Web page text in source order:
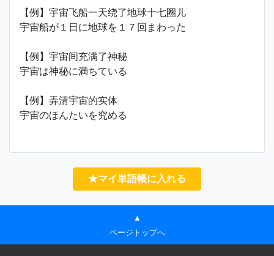
【例】宇宙飞船一天绕了地球十七圈儿
宇宙船が１日に地球を１７回まわった
【例】宇宙间充满了神秘
宇宙は神秘に満ちている
【例】弄清宇宙的实体
宇宙のほんたいを究める
★マイ単語帳に入れる
▲
ページトップへ